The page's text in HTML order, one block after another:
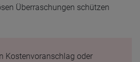
Überraschungen schützen
Kostenvoranschlag oder